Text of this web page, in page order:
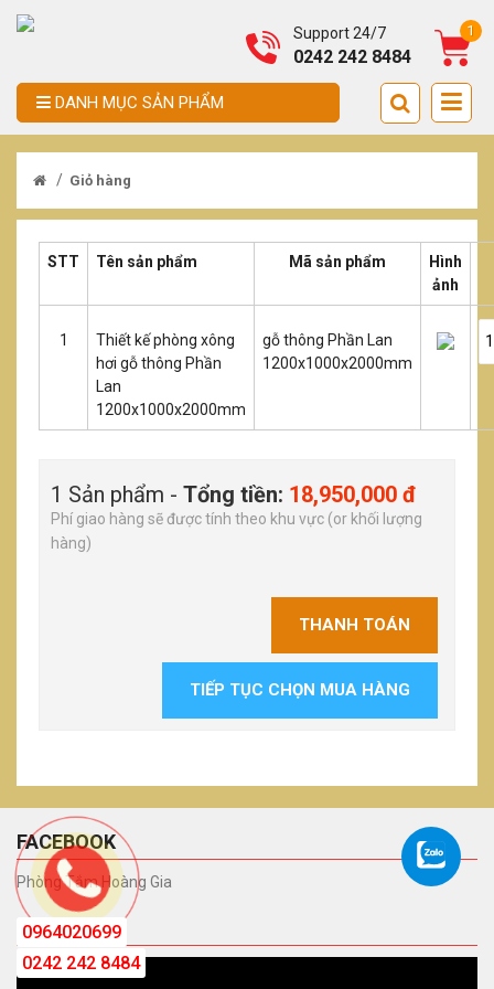
Support 24/7
0242 242 8484
1
DANH MỤC SẢN PHẨM
/ Giỏ hàng
STT Tên sản phẩm Mã sản phẩm
Hình
ảnh
1
Thiết kế phòng xông
hơi gỗ thông Phần
Lan
1200x1000x2000mm
gỗ thông Phần Lan
1200x1000x2000mm
1 Sản phẩm - Tổng tiền: 18,950,000 đ
Phí giao hàng sẽ được tính theo khu vực (or khối lượng
hàng)
THANH TOÁN
TIẾP TỤC CHỌN MUA HÀNG
FACEBOOK
Phòng Tắm Hoàng Gia
VIDEO
0964020699
0242 242 8484